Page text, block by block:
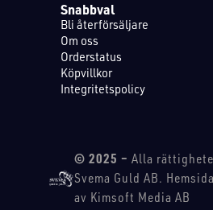
Snabbval
Bli återförsäljare
Om oss
Orderstatus
Köpvillkor
Integritetspolicy
© 2025 – Alla
Svema Guld AB.
av Kimsoft Media AB